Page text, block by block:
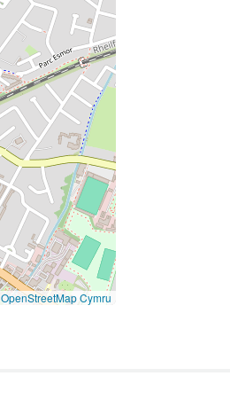
OpenStreetMap Cymru